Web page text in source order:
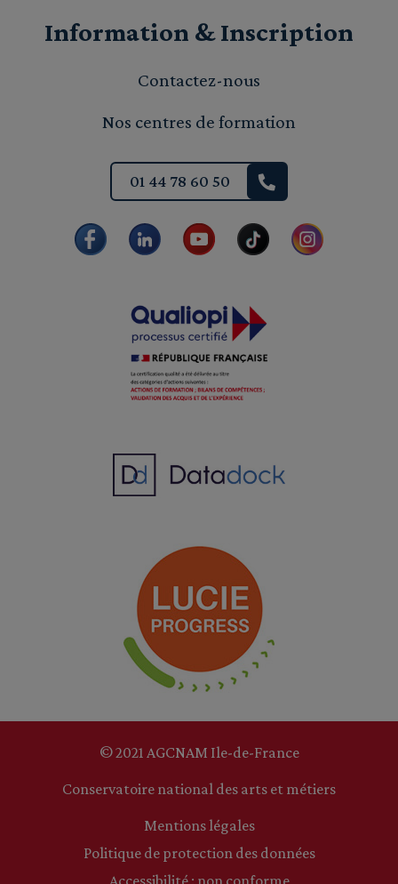
Information & Inscription
Contactez-nous
Nos centres de formation
01 44 78 60 50
© 2021 AGCNAM Ile-de-France
Conservatoire national des arts et métiers
Mentions légales
Politique de protection des données
Accessibilité : non conforme